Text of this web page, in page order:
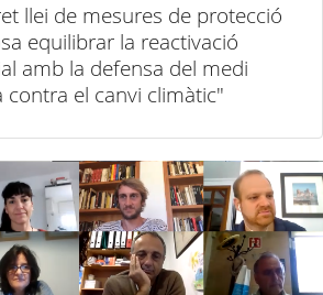
llei de mesures de protecció
equilibrar la reactivació
amb la defensa del medi
el canvi climàtic"